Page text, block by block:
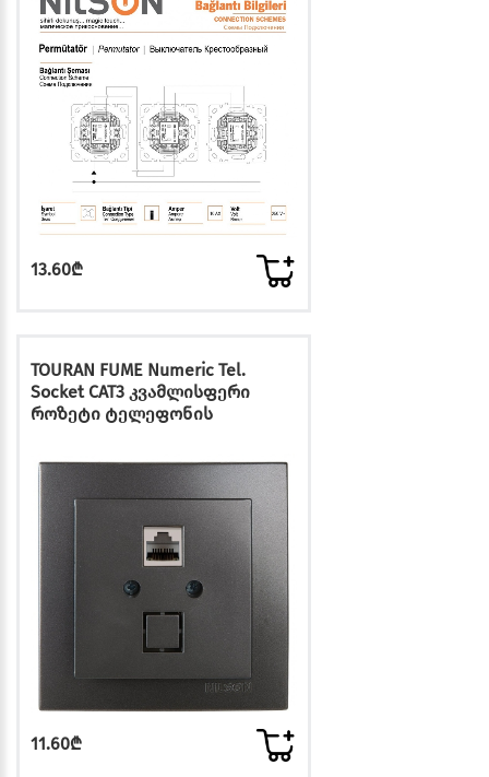
13.60₾
TOURAN FUME Numeric Tel.
Socket CAT3 კვამლისფერი
როზეტი ტელეფონის
11.60₾